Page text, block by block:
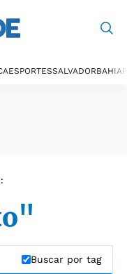
ESPORTESSALVADORBAHIA
Buscar por tag